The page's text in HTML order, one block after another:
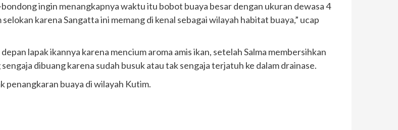
ingin menangkapnya waktu itu bobot buaya besar dengan ukuran dewasa 4
karena Sangatta ini memang di kenal sebagai wilayah habitat buaya,” ucap
lapak ikannya karena mencium aroma amis ikan, setelah Salma membersihkan
dibuang karena sudah busuk atau tak sengaja terjatuh ke dalam drainase.
penangkaran buaya di wilayah Kutim.